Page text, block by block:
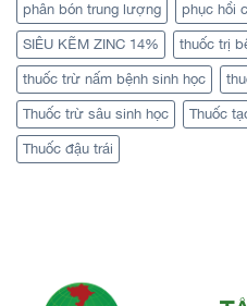
phân bón trung lượng phục hồi
SIÊU KẼM ZINC 14% thuốc trị
thuốc trừ nấm bệnh sinh học
Thuốc trừ sâu sinh học Thuốc
Thuốc đậu trái